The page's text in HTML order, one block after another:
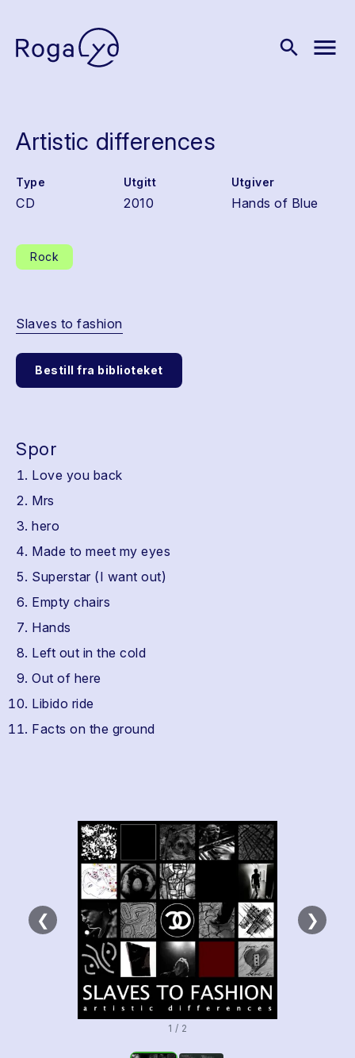
search menu
Artistic differences
Type
CD
Utgitt
2010
Utgiver
Hands of Blue
Rock
Slaves to fashion
Bestill fra biblioteket
Spor
Love you back
Mrs
hero
Made to meet my eyes
Superstar (I want out)
Empty chairs
Hands
Left out in the cold
Out of here
Libido ride
Facts on the ground
❮ ❯
1 / 2